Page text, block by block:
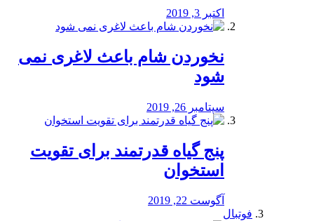
اکتبر 3, 2019
نخوردن شام باعث لاغری نمی
‌شود
سپتامبر 26, 2019
پنج گیاه قدرتمند برای تقویت
استخوان
آگوست 22, 2019
فوتبال